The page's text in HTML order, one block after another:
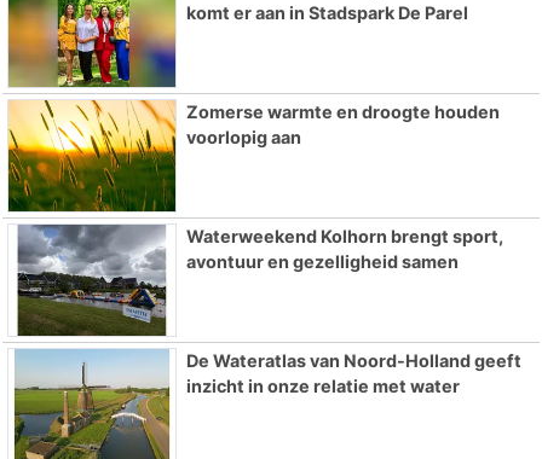
komt er aan in Stadspark De Parel
Zomerse warmte en droogte houden
voorlopig aan
Waterweekend Kolhorn brengt sport,
avontuur en gezelligheid samen
De Wateratlas van Noord-Holland geeft
inzicht in onze relatie met water